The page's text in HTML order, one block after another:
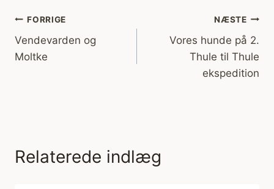
Indlægsnavigation
FORRIGE
Vendevarden og
Moltke
NÆSTE
Vores hunde på 2.
Thule til Thule
ekspedition
Relaterede indlæg